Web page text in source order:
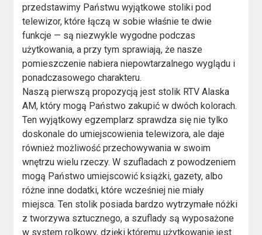
przedstawimy Państwu wyjątkowe stoliki pod
telewizor, które łączą w sobie właśnie te dwie
funkcje — są niezwykle wygodne podczas
użytkowania, a przy tym sprawiają, że nasze
pomieszczenie nabiera niepowtarzalnego wyglądu i
ponadczasowego charakteru.
Naszą pierwszą propozycją jest stolik RTV Alaska
AM, który mogą Państwo zakupić w dwóch kolorach.
Ten wyjątkowy egzemplarz sprawdza się nie tylko
doskonale do umiejscowienia telewizora, ale daje
również możliwość przechowywania w swoim
wnętrzu wielu rzeczy. W szufladach z powodzeniem
mogą Państwo umiejscowić książki, gazety, albo
różne inne dodatki, które wcześniej nie miały
miejsca. Ten stolik posiada bardzo wytrzymałe nóżki
z tworzywa sztucznego, a szuflady są wyposażone
w system rolkowy, dzięki któremu użytkowanie jest